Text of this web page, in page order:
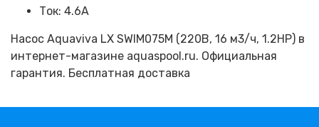
Ток: 4.6А
Насос Aquaviva LX SWIM075M (220В, 16 м3/ч, 1.2НР) в
интернет-магазине aquaspool.ru. Официальная
гарантия. Бесплатная доставка